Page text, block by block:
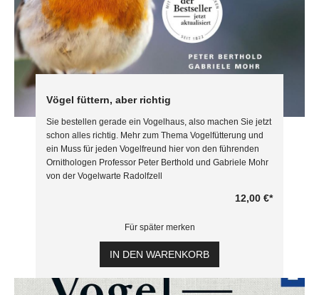
Vögel füttern, aber richtig
Sie bestellen gerade ein Vogelhaus, also machen Sie jetzt
schon alles richtig. Mehr zum Thema Vogelfütterung und
ein Muss für jeden Vogelfreund hier von den führenden
Ornithologen Professor Peter Berthold und Gabriele Mohr
von der Vogelwarte Radolfzell
12,00 €*
Für später merken
IN DEN WARENKORB